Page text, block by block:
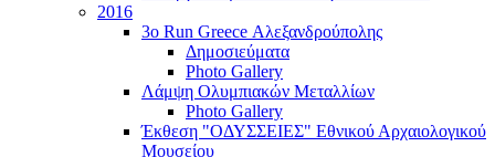
2016
3ο Run Greece Αλεξανδρούπολης
Δημοσιεύματα
Photo Gallery
Λάμψη Ολυμπιακών Μεταλλίων
Photo Gallery
Έκθεση "ΟΔΥΣΣΕΙΕΣ" Εθνικού Αρχαιολογικού
Μουσείου